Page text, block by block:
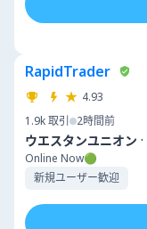
RapidTrader
4.93
1.9k取引 2時間前
ウエスタンユニオン ·
Online Now🟢
新規ユーザー歓迎